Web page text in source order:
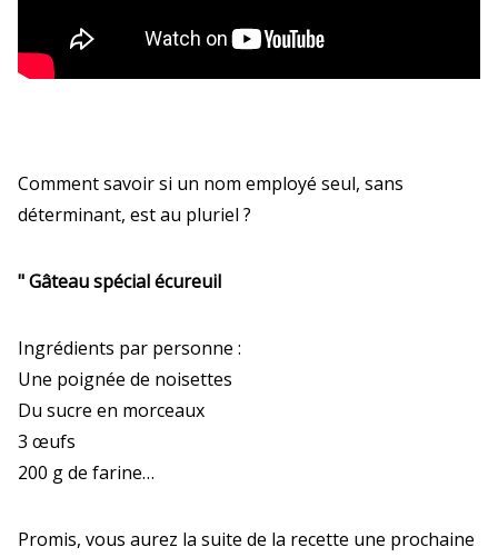
Comment savoir si un nom employé seul, sans
déterminant, est au pluriel ?
" Gâteau spécial écureuil
Ingrédients par personne :
Une poignée de noisettes
Du sucre en morceaux
3 œufs
200 g de farine…
Promis, vous aurez la suite de la recette une prochaine